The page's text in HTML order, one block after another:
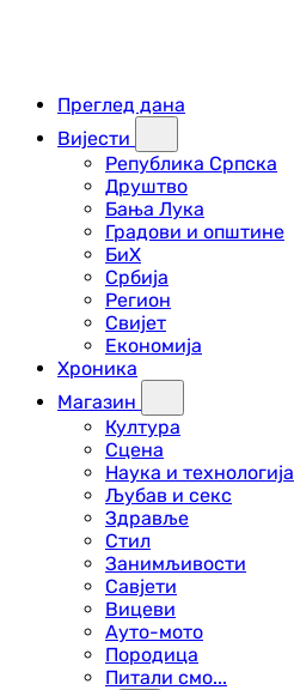
Преглед дана
Вијести
Република Српска
Друштво
Бања Лука
Градови и општине
БиХ
Србија
Регион
Свијет
Економија
Хроника
Магазин
Култура
Сцена
Наука и технологија
Љубав и секс
Здравље
Стил
Занимљивости
Савјети
Вицеви
Ауто-мото
Породица
Питали смо...